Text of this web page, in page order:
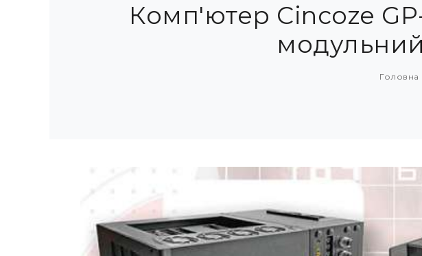
Комп'ютер Cincoze
Головна